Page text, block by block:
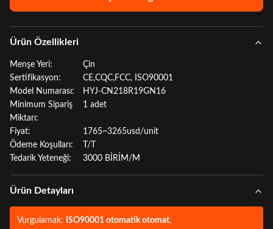
Ürün Özellikleri
Menşe Yeri:
Çin
Sertifikasyon:
CE,CQC,FCC, ISO90001
Model Numarası:
HYJ-CN218R19GN16
Minimum Sipariş
Miktarı:
1 adet
Fiyat:
1765~3265usd/unit
Ödeme Koşulları:
T/T
Tedarik Yeteneği:
3000 BİRİM/M
Ürün Detayları
Vurgulamak: ISO90001 otomatik otomat,